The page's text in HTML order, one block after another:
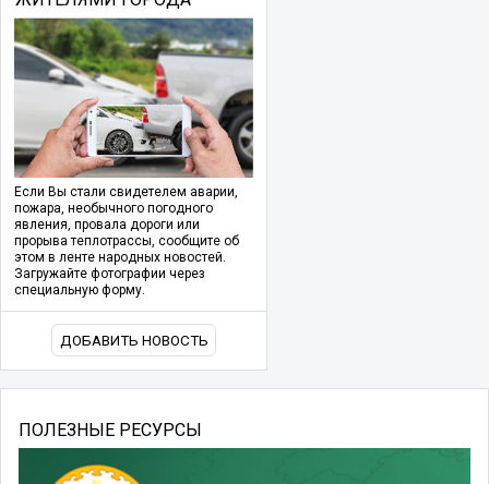
Если Вы стали свидетелем аварии,
пожара, необычного погодного
явления, провала дороги или
прорыва теплотрассы, сообщите об
этом в ленте народных новостей.
Загружайте фотографии через
специальную форму.
ДОБАВИТЬ НОВОСТЬ
ПОЛЕЗНЫЕ РЕСУРСЫ